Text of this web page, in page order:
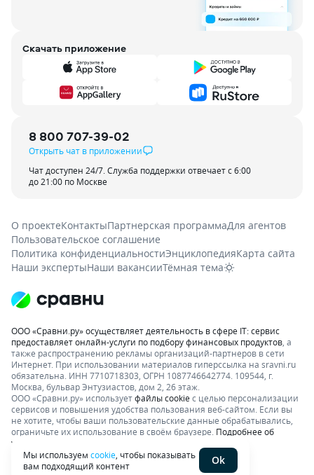
Скачать приложение
8 800 707-39-02
Открыть чат в приложении
Чат доступен 24/7. Служба поддержки отвечает с 6:00
до 21:00 по Москве
О проектеКонтактыПартнерская программаДля агентов
Пользовательское соглашение
Политика конфиденциальностиЭнциклопедияКарта сайта
Наши экспертыНаши вакансииТёмная тема
ООО «Сравни.ру» осуществляет деятельность в сфере IT: сервис
предоставляет онлайн-услуги по подбору финансовых продуктов , а
также распространению рекламы организаций-партнеров в сети
Интернет. При использовании материалов гиперссылка на sravni.ru
обязательна. ИНН 7710718303, ОГРН 1087746642774. 109544, г.
Москва, бульвар Энтузиастов, дом 2, 26 этаж.
ООО «Сравни.ру» используетфайлы cookieс целью персонализации
сервисов и повышения удобства пользования веб-сайтом. Если вы
не хотите, чтобы ваши пользовательские данные обрабатывались,
ограничьте их использование в своём браузере. Подробнее об
условиях.
Мы используем cookie , чтобы показывать
вам подходящий контент
Ok